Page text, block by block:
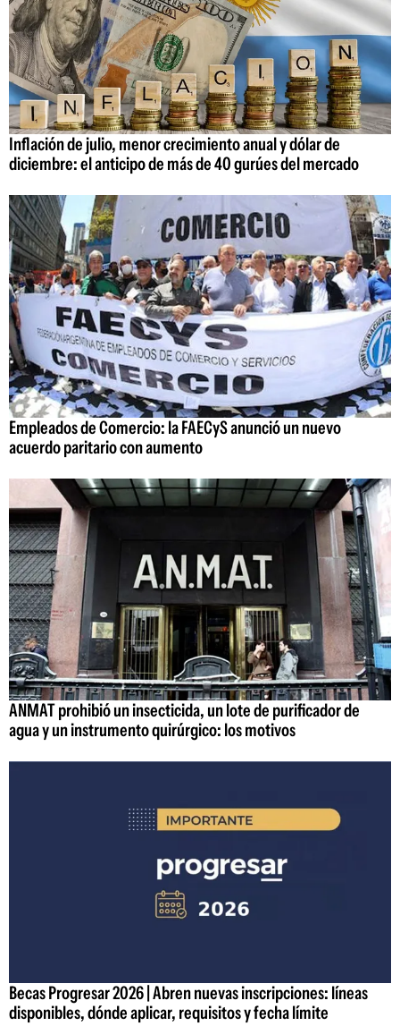
Inflación de julio, menor crecimiento anual y dólar de
diciembre: el anticipo de más de 40 gurúes del mercado
Empleados de Comercio: la FAECyS anunció un nuevo
acuerdo paritario con aumento
ANMAT prohibió un insecticida, un lote de purificador de
agua y un instrumento quirúrgico: los motivos
Becas Progresar 2026 | Abren nuevas inscripciones: líneas
disponibles, dónde aplicar, requisitos y fecha límite